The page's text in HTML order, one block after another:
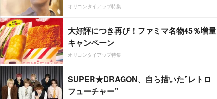
オリコンタイアップ特集
大好評につき再び！ファミマ名物45％増量
キャンペーン
オリコンタイアップ特集
SUPER★DRAGON、自ら描いた”レトロ
フューチャー”